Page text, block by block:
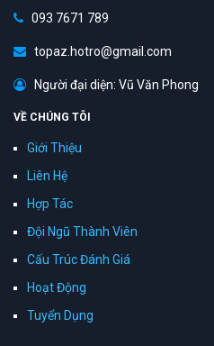
093 7671 789
topaz.hotro@gmail.com
Người đại diện: Vũ Văn Phong
VỀ CHÚNG TÔI
Giới Thiệu
Liên Hệ
Hợp Tác
Đội Ngũ Thành Viên
Cấu Trúc Đánh Giá
Hoạt Động
Tuyển Dụng